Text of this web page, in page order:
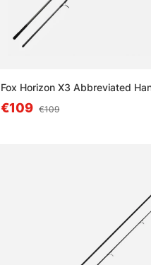
Fox Horizon X3 Abbreviated
€109 €109